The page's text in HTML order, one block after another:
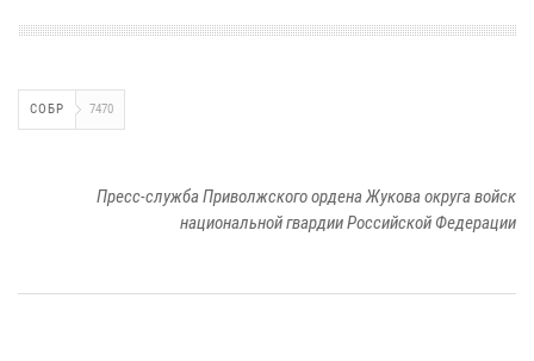
СОБР 7470
Пресс-служба Приволжского ордена Жукова округа войск
национальной гвардии Российской Федерации